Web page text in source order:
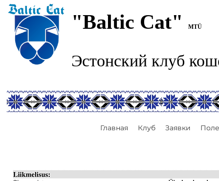
"Baltic Cat" MTÜ
Эстонский клуб
Главная Клуб Заявки